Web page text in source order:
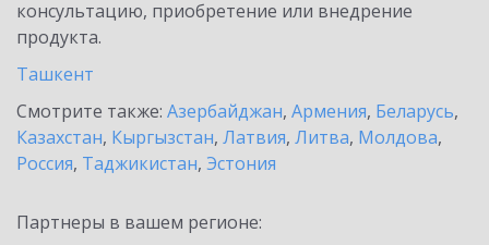
консультацию, приобретение или внедрение
продукта.
Ташкент
Смотрите также: Азербайджан, Армения, Беларусь,
Казахстан, Кыргызстан, Латвия, Литва, Молдова,
Россия, Таджикистан, Эстония
Партнеры в вашем регионе: